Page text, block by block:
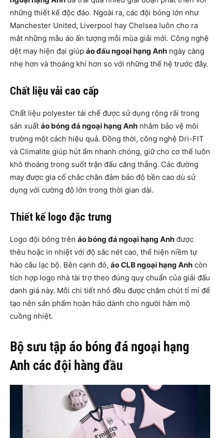
những thiết kế độc đáo. Ngoài ra, các đội bóng lớn như
Manchester United, Liverpool hay Chelsea luôn cho ra
mắt những mẫu áo ấn tượng mỗi mùa giải mới. Công nghệ
dệt may hiện đại giúp áo đấu ngoại hạng Anh ngày càng
nhẹ hơn và thoáng khí hơn so với những thế hệ trước đây.
Chất liệu vải cao cấp
Chất liệu polyester tái chế được sử dụng rộng rãi trong
sản xuất áo bóng đá ngoại hạng Anh nhằm bảo vệ môi
trường một cách hiệu quả. Đồng thời, công nghệ Dri-FIT
và Climalite giúp hút ẩm nhanh chóng, giữ cho cơ thể luôn
khô thoáng trong suốt trận đấu căng thẳng. Các đường
may được gia cố chắc chắn đảm bảo độ bền cao dù sử
dụng với cường độ lớn trong thời gian dài.
Thiết kế logo đặc trưng
Logo đội bóng trên áo bóng đá ngoại hạng Anh được
thêu hoặc in nhiệt với độ sắc nét cao, thể hiện niềm tự
hào câu lạc bộ. Bên cạnh đó, áo CLB ngoại hạng Anh còn
tích hợp logo nhà tài trợ theo đúng quy chuẩn của giải đấu
danh giá này. Mỗi chi tiết nhỏ đều được chăm chút tỉ mỉ để
tạo nên sản phẩm hoàn hảo dành cho người hâm mộ
cuồng nhiệt.
Bộ sưu tập áo bóng đá ngoại hạng
Anh các đội hàng đầu